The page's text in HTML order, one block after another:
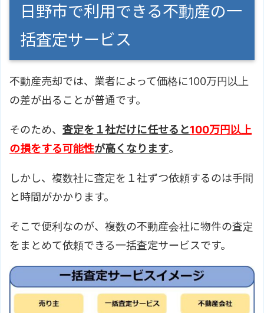
日野市で利用できる不動産の一
括査定サービス
不動産売却では、業者によって価格に100万円以上
の差が出ることが普通です。
そのため、 査定を１社だけに任せると100万円以上
の損をする可能性が高くなります。
しかし、複数社に査定を１社ずつ依頼するのは手間
と時間がかかります。
そこで便利なのが、複数の不動産会社に物件の査定
をまとめて依頼できる一括査定サービスです。